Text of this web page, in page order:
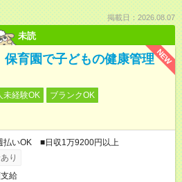
掲載日：2026.08.07
未読
NEW
保育園で子どもの健康管理
未経験OK
ブランクOK
いOK ■日収1万9200円以上
り
給